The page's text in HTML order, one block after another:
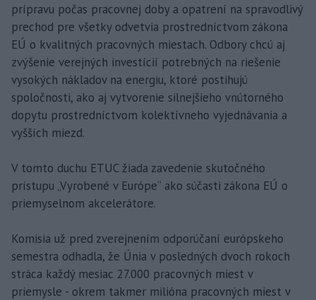
prípravu počas pracovnej doby a opatrení na spravodlivý
prechod pre všetky odvetvia prostredníctvom zákona
EÚ o kvalitných pracovných miestach. Odbory chcú aj
zvýšenie verejných investícií potrebných na riešenie
vysokých nákladov na energiu, ktoré postihujú
spoločnosti, ako aj vytvorenie silnejšieho vnútorného
dopytu prostredníctvom kolektívneho vyjednávania a
vyšších miezd.
V tomto duchu ETUC žiada zavedenie skutočného
prístupu „Vyrobené v Európe“ ako súčasti zákona EÚ o
priemyselnom akcelerátore.
Komisia už pred zverejnením odporúčaní európskeho
semestra odhadla, že Únia v posledných dvoch rokoch
stráca každý mesiac 27.000 pracovných miest v
priemysle - okrem takmer milióna pracovných miest v